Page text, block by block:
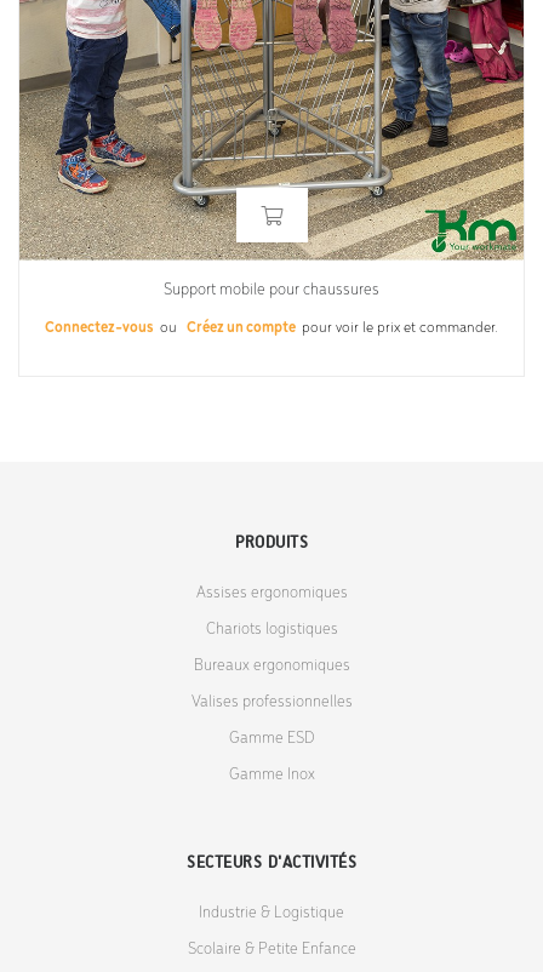
Support mobile pour chaussures
Connectez-vous ou Créez un compte pour voir le prix et commander.
PRODUITS
Assises ergonomiques
Chariots logistiques
Bureaux ergonomiques
Valises professionnelles
Gamme ESD
Gamme Inox
SECTEURS D'ACTIVITÉS
Industrie & Logistique
Scolaire & Petite Enfance